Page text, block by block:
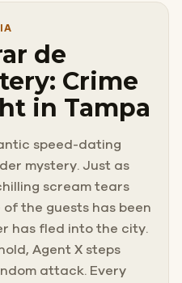
de
Crime
in Tampa
speed-dating
mystery. Just as
scream tears
the guests has been
has fled into the city.
Agent X steps
attack. Every